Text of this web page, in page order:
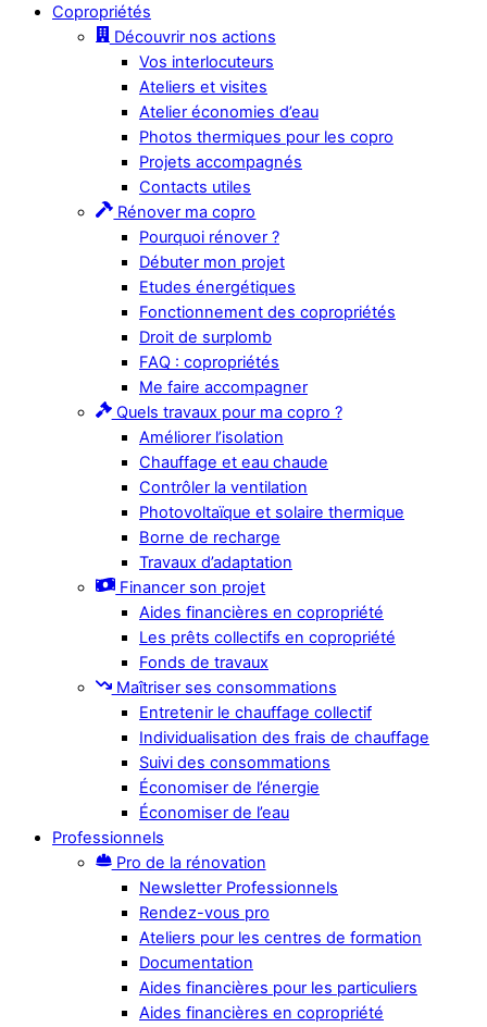
Copropriétés
Découvrir nos actions
Vos interlocuteurs
Ateliers et visites
Atelier économies d’eau
Photos thermiques pour les copro
Projets accompagnés
Contacts utiles
Rénover ma copro
Pourquoi rénover ?
Débuter mon projet
Etudes énergétiques
Fonctionnement des copropriétés
Droit de surplomb
FAQ : copropriétés
Me faire accompagner
Quels travaux pour ma copro ?
Améliorer l’isolation
Chauffage et eau chaude
Contrôler la ventilation
Photovoltaïque et solaire thermique
Borne de recharge
Travaux d’adaptation
Financer son projet
Aides financières en copropriété
Les prêts collectifs en copropriété
Fonds de travaux
Maîtriser ses consommations
Entretenir le chauffage collectif
Individualisation des frais de chauffage
Suivi des consommations
Économiser de l’énergie
Économiser de l’eau
Professionnels
Pro de la rénovation
Newsletter Professionnels
Rendez-vous pro
Ateliers pour les centres de formation
Documentation
Aides financières pour les particuliers
Aides financières en copropriété